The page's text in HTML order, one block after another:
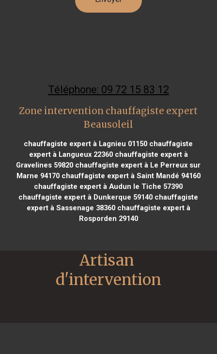
Téléphone: 09 72 15 83 12
Zone intervention chauffagiste expert
Beausoleil
chauffagiste expert à Lagnieu 01150 chauffagiste
expert à Langueux 22360chauffagiste expert à
Gravelines 59820 chauffagiste expert à Le Perreux sur
Marne 94170chauffagiste expert à Saint Mandé 94160
chauffagiste expert à Audun le Tiche 57390
chauffagiste expert à Dunkerque 59140 chauffagiste
expert à Sassenage 38360chauffagiste expert à
Rosporden 29140
Artisan
d'intervention